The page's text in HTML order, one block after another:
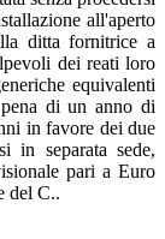
all'aperto
ditta fornitrice a
dei reati loro
equivalenti
di un anno di
in favore dei due
in separata sede,
pari a Euro
del C..